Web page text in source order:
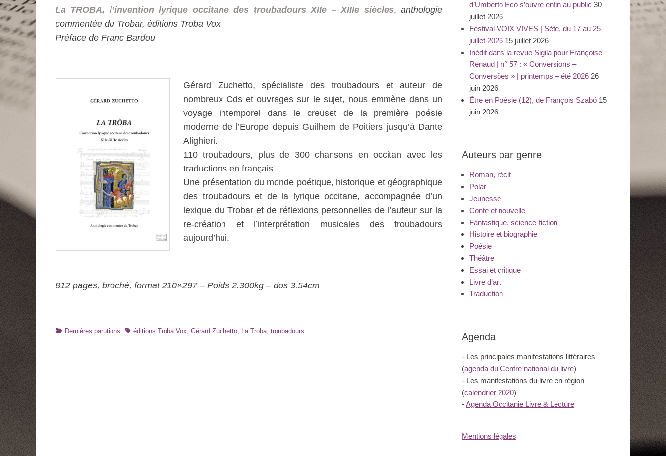
La TROBA, l’invention lyrique occitane des troubadours XIIe – XIIIe siècles,anthologie
commentée du Trobar, éditions Troba Vox
Préface de Franc Bardou
Gérard Zuchetto, spécialiste des troubadours et auteur de
nombreux Cds et ouvrages sur le sujet, nous emmène dans un
voyage intemporel dans le creuset de la première poésie
moderne de l’Europe depuis Guilhem de Poitiers jusqu’à Dante
Alighieri.
110 troubadours, plus de 300 chansons en occitan avec les
traductions en français.
Une présentation du monde poétique, historique et géographique
des troubadours et de la lyrique occitane, accompagnée d’un
lexique du Trobar et de réflexions personnelles de l’auteur sur la
re-création et l’interprétation musicales des troubadours
aujourd’hui.
812 pages, broché, format 210×297 – Poids 2.300kg – dos 3.54cm
Catégories
Dernières parutions Tagséditions Troba Vox, Gérard Zuchetto, La Troba, troubadours
d’Umberto Eco s’ouvre enfin au public 30
juillet 2026
Festival VOIX VIVES | Sète, du 17 au 25
juillet 2026 15 juillet 2026
Inédit dans la revue Sigila pour Françoise
Renaud | n° 57 : « Conversions –
Conversões » | printemps – été 2026 26
juin 2026
Être en Poésie (12), de François Szabó 15
juin 2026
Auteurs par genre
Roman, récit
Polar
Jeunesse
Conte et nouvelle
Fantastique, science-fiction
Histoire et biographie
Poésie
Théâtre
Essai et critique
Livre d’art
Traduction
Agenda
- Les principales manifestations littéraires
(agenda du Centre national du livre)
- Les manifestations du livre en région
(calendrier 2020)
-Agenda Occitanie Livre & Lecture
Mentions légales